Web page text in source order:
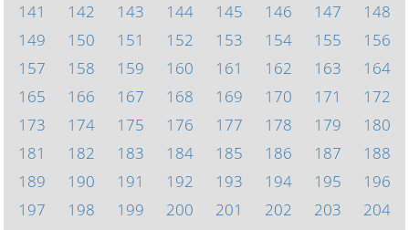
141
142 143 144 145 146 147
148
149
150 151 152 153 154 155
156
157
158 159 160 161 162 163
164
165
166 167 168 169 170 171
172
173
174 175 176 177 178 179
180
181
182 183 184 185 186 187
188
189
190 191 192 193 194 195
196
197
198 199 200 201 202 203
204